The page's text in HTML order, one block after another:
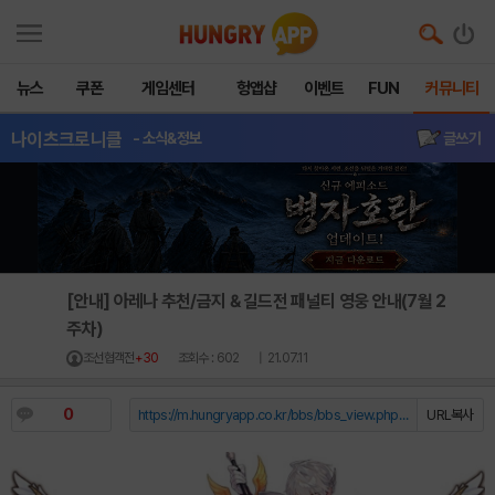
뉴스 쿠폰 게임센터 헝앱샵 이벤트 FUN 커뮤니티
나이츠크로니클 - 소식&정보 글쓰기
[안내] 아레나 추천/금지 & 길드전 패널티 영웅 안내(7월 2
주차)
조선협객전+30 조회수 : 602 | 21.07.11
0 URL복사
https://m.hungryapp.co.kr/bbs/bbs_view.php?durl=Y...